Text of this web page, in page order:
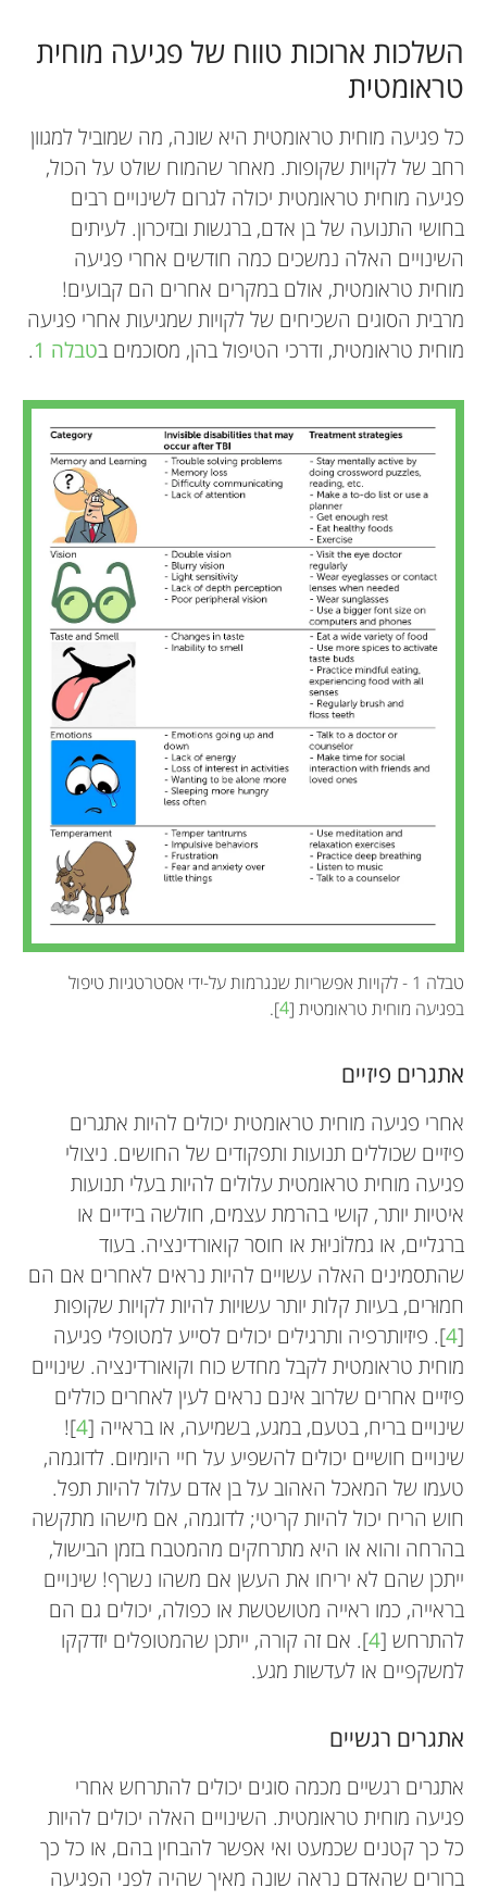
השלכות ארוכות טווח של פגיעה מוחית
טראומטית
כל פגיעה מוחית טראומטית היא שונה, מה שמוביל למגוון
רחב של לקויות שקופות. מאחר שהמוח שולט על הכול,
פגיעה מוחית טראומטית יכולה לגרום לשינויים רבים
בחושי התנועה של בן אדם, ברגשות ובזיכרון. לעיתים
השינויים האלה נמשכים כמה חודשים אחרי פגיעה
מוחית טראומטית, אולם במקרים אחרים הם קבועים!
מרבית הסוגים השכיחים של לקויות שמגיעות אחרי פגיעה
מוחית טראומטית, ודרכי הטיפול בהן, מסוכמים בטבלה 1 .
טבלה 1 - לקויות אפשריות שנגרמות על-ידי אסטרטגיות טיפול
בפגיעה מוחית טראומטית [4
].
אתגרים פיזיים
אחרי פגיעה מוחית טראומטית יכולים להיות אתגרים
פיזיים שכוללים תנועות ותפקודים של החושים. ניצולי
פגיעה מוחית טראומטית עלולים להיות בעלי תנועות
איטיות יותר, קושי בהרמת עצמים, חולשה בידיים או
ברגליים, או גמלוֹניוּת או חוסר קואורדינציה. בעוד
שהתסמינים האלה עשויים להיות נראים לאחרים אם הם
חמוּרים, בעיות קלות יותר עשויות להיות לקויות שקופות
[
4]. פיזיותרפיה ותרגילים יכולים לסייע למטופלי פגיעה
מוחית טראומטית לקבל מחדש כוח וקואורדינציה. שינויים
פיזיים אחרים שלרוב אינם נראים לעין לאחרים כוללים
שינויים בריח, בטעם, במגע, בשמיעה, או בראייה [4
]!
שינויים חושיים יכולים להשפיע על חיי היומיום. לדוגמה,
טעמו של המאכל האהוב על בן אדם עלול להיות תפל.
חוש הריח יכול להיות קריטי; לדוגמה, אם מישהו מתקשה
בהרחה והוא או היא מתרחקים מהמטבח בזמן הבישול,
ייתכן שהם לא יריחו את העשן אם משהו נשרף! שינויים
בראייה, כמו ראייה מטושטשת או כפולה, יכולים גם הם
להתרחש [4]. אם זה קורה, ייתכן שהמטופלים יזדקקו
למשקפיים או לעדשות מגע.
אתגרים רגשיים
אתגרים רגשיים מכמה סוגים יכולים להתרחש אחרי
פגיעה מוחית טראומטית. השינויים האלה יכולים להיות
כל כך קטנים שכמעט ואי אפשר להבחין בהם, או כל כך
ברורים שהאדם נראה שונה מאיך שהיה לפני הפגיעה